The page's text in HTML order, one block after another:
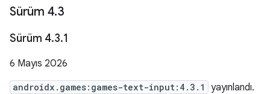
Sürüm 4.3
Sürüm 4.3.1
6 Mayıs 2026
androidx.games:games-text-input:4.3.1
yayınlandı.